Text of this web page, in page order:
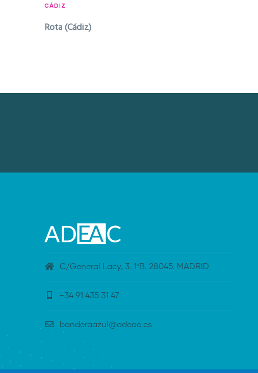
CÁDIZ
Rota (Cádiz)
C/General Lacy, 3. 1ºB. 28045. MADRID
+34 91 435 31 47
banderaazul@adeac.es